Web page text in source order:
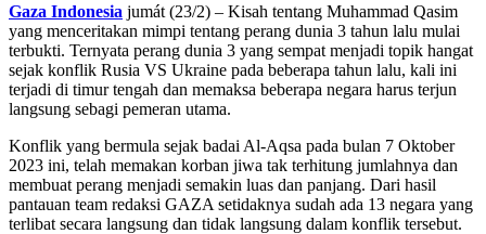
Gaza Indonesia jumát (23/2) – Kisah tentang Muhammad Qasim
yang menceritakan mimpi tentang perang dunia 3 tahun lalu mulai
terbukti. Ternyata perang dunia 3 yang sempat menjadi topik hangat
sejak konflik Rusia VS Ukraine pada beberapa tahun lalu, kali ini
terjadi di timur tengah dan memaksa beberapa negara harus terjun
langsung sebagi pemeran utama.
Konflik yang bermula sejak badai Al-Aqsa pada bulan 7 Oktober
2023 ini, telah memakan korban jiwa tak terhitung jumlahnya dan
membuat perang menjadi semakin luas dan panjang. Dari hasil
pantauan team redaksi GAZA setidaknya sudah ada 13 negara yang
terlibat secara langsung dan tidak langsung dalam konflik tersebut.